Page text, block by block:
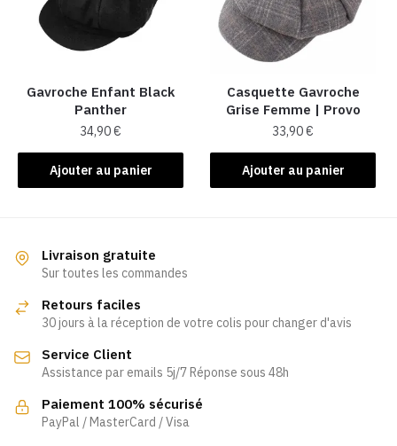
Gavroche Enfant Black
Panther
34,90€
Ajouter au panier
Casquette Gavroche
Grise Femme​ | Provo
33,90€
Ajouter au panier
Livraison gratuite
Sur toutes les commandes
Retours faciles
30 jours à la réception de votre colis pour changer d'avis
Service Client
Assistance par emails 5j/7 Réponse sous 48h
Paiement 100% sécurisé
PayPal / MasterCard / Visa